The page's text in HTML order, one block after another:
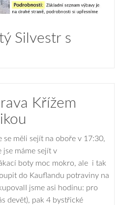
Silvestr s
Křížem
se měli sejít na oboře v 17:30,
jse máme sejít v
boty moc mokro, ale i tak
do Kauflandu potraviny na
jsme asi hodinu: pro
devět), pak 4 bystřické